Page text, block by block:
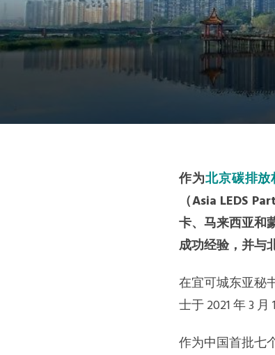
作为北京碳排
（Asia LEDS
卡、马来西亚和
成功经验，并与
在宜可城东亚秘
士于 2021 年 3
作为中国首批七